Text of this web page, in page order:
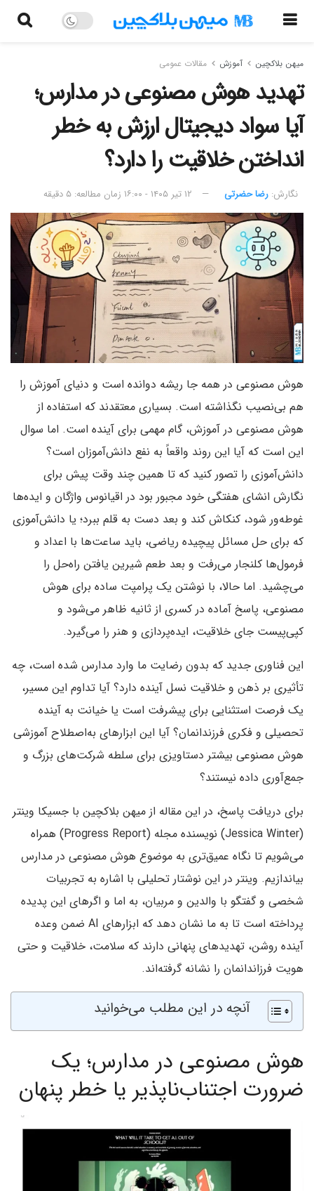
میهن بلاکچین آموزش مقالات عمومی
تهدید هوش مصنوعی در مدارس؛
آیا سواد دیجیتال ارزش به خطر
انداختن خلاقیت را دارد؟
نگارش:‌ رضا حضرتی ۱۲ تیر ۱۴۰۵ - ۱۶:۰۰ زمان مطالعه: ۵ دقیقه
هوش مصنوعی در همه جا ریشه دوانده است و دنیای آموزش را
هم بی‌نصیب نگذاشته است. بسیاری معتقدند که استفاده از
هوش مصنوعی در آموزش، گام مهمی برای آینده است. اما سوال
این است که آیا این روند واقعاً به نفع دانش‌آموزان است؟
دانش‌آموزی را تصور کنید که تا همین چند وقت پیش برای
نگارش انشای هفتگی‌ خود مجبور بود در اقیانوس واژگان و ایده‌ها
غوطه‌ور شود، کنکاش کند و بعد دست به قلم ببرد؛ یا دانش‌آموزی
که برای حل مسائل پیچیده ریاضی، باید ساعت‌ها با اعداد و
فرمول‌ها کلنجار می‌رفت و بعد طعم شیرین یافتن راه‌حل را
می‌چشید. اما حالا، با نوشتن یک پرامپت ساده برای هوش
مصنوعی، پاسخ آماده در کسری از ثانیه ظاهر می‌شود و
کپی‌پیست جای خلاقیت، ایده‌پردازی و هنر را می‌گیرد.
این فناوری جدید که بدون رضایت ما وارد مدارس شده است، چه
تأثیری بر ذهن و خلاقیت نسل آینده دارد؟ آیا تداوم این مسیر،
یک فرصت استثنایی برای پیشرفت است یا خیانت به آینده
تحصیلی و فکری فرزندانمان؟ آیا این ابزارهای به‌اصطلاح آموزشی
هوش مصنوعی بیشتر دستاویزی برای سلطه شرکت‌های بزرگ و
جمع‌آوری داده‌ نیستند؟
برای دریافت پاسخ‌، در این مقاله از میهن بلاکچین با جسیکا وینتر
(Jessica Winter) نویسنده مجله (Progress Report) همراه
می‌شویم تا نگاه عمیق‌تری به موضوع هوش مصنوعی در مدارس
بیاندازیم. وینتر در این نوشتار تحلیلی با اشاره به تجربیات
شخصی و گفتگو با والدین و مربیان، به اما و اگرهای این پدیده
پرداخته است تا به‌ ما نشان ‌دهد که ابزارهای AI ضمن وعده
آینده روشن، تهدیدهای پنهانی دارند که سلامت، خلاقیت و حتی
هویت فرزاندانمان را نشانه‌ گرفته‌اند.
آنچه در این مطلب می‌خوانید
هوش مصنوعی در مدارس؛ یک
ضرورت اجتناب‌ناپذیر یا خطر پنهان